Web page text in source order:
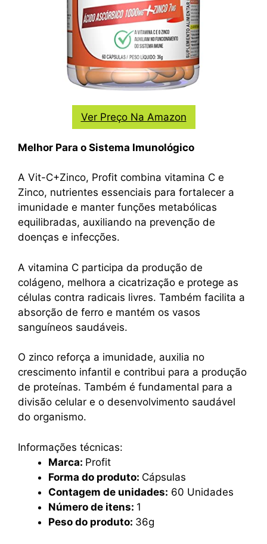
Ver Preço Na Amazon
Melhor Para o Sistema Imunológico
A Vit-C+Zinco, Profit combina vitamina C e
Zinco, nutrientes essenciais para fortalecer a
imunidade e manter funções metabólicas
equilibradas, auxiliando na prevenção de
doenças e infecções.
A vitamina C participa da produção de
colágeno, melhora a cicatrização e protege as
células contra radicais livres. Também facilita a
absorção de ferro e mantém os vasos
sanguíneos saudáveis.
O zinco reforça a imunidade, auxilia no
crescimento infantil e contribui para a produção
de proteínas. Também é fundamental para a
divisão celular e o desenvolvimento saudável
do organismo.
Informações técnicas:
Marca: Profit
Forma do produto: Cápsulas
Contagem de unidades: 60 Unidades
Número de itens: 1
Peso do produto: 36g